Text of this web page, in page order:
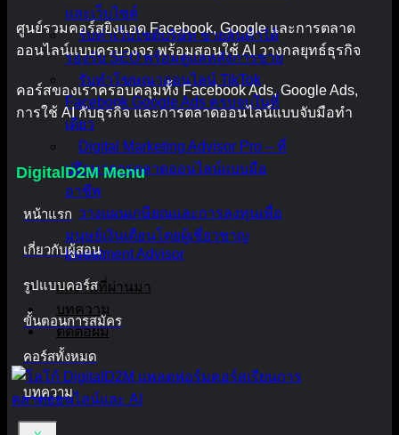
และเว็บไซต์
รับทำเว็บไซต์บริษัท ขายสินค้าได้
รองรับ SEO พร้อมดูแลหลังการขาย
รับทำโฆษณาออนไลน์ TikTok
Facebook Google Ads ครบจบในที่
เดียว
Digital Marketing Advisor Pro – ที่
ปรึกษาการตลาดออนไลน์แบบมือ
อาชีพ
วางแผนเกษียณและการลงทุนเพื่อ
มนุษย์เงินเดือนโดยผู้เชี่ยวชาญ
Investment Advisor
ผลงานที่ผ่านมา
บทความ
ติดต่อผม
ศูนย์รวมคอร์สยิงแอด Facebook, Google และการตลาด
ออนไลน์แบบครบวงจร พร้อมสอนใช้ AI วางกลยุทธ์ธุรกิจ
คอร์สของเราครอบคลุมทั้ง Facebook Ads, Google Ads,
การใช้ AI กับธุรกิจ และการตลาดออนไลน์แบบจับมือทำ
DigitalD2M Menu
หน้าแรก
เกี่ยวกับผู้สอน
รูปแบบคอร์ส
ขั้นตอนการสมัคร
คอร์สทั้งหมด
บทความ